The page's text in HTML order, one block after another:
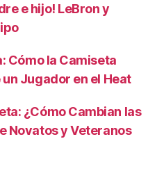
e hijo! LeBron y
Cómo la Camiseta
Jugador en el Heat
¿Cómo Cambian las
Novatos y Veteranos